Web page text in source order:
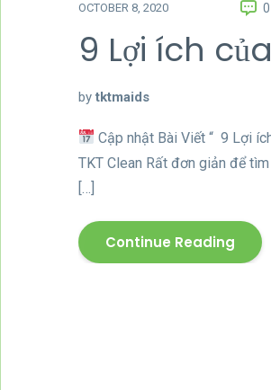
OCTOBER 8, 2020 0
9 Lợi ích
by tktmaids
Cập nhật Bài Viết “ 9 Lợi
TKT Clean Rất đơn giản để
[…]
Continue Reading